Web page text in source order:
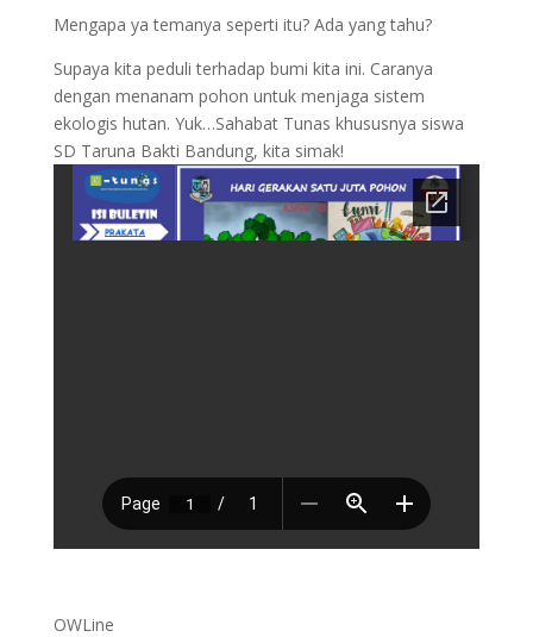
Mengapa ya temanya seperti itu? Ada yang tahu?
Supaya kita peduli terhadap bumi kita ini. Caranya
dengan menanam pohon untuk menjaga sistem
ekologis hutan. Yuk…Sahabat Tunas khususnya siswa
SD Taruna Bakti Bandung, kita simak!
OWLine